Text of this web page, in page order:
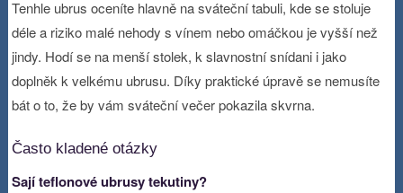
Tenhle ubrus oceníte hlavně na sváteční tabuli, kde se stoluje
déle a riziko malé nehody s vínem nebo omáčkou je vyšší než
jindy. Hodí se na menší stolek, k slavnostní snídani i jako
doplněk k velkému ubrusu. Díky praktické úpravě se nemusíte
bát o to, že by vám sváteční večer pokazila skvrna.
Často kladené otázky
Sají teflonové ubrusy tekutiny?